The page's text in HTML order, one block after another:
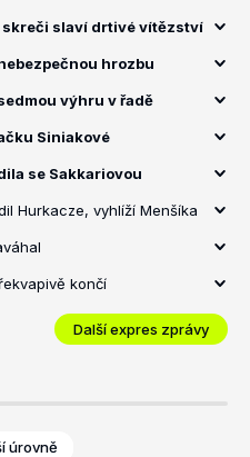
skreči slaví drtivé vítězství
hrozbu
výhru v řadě
Siniakové
se Sakkariovou
Hurkacze, vyhlíží Menšíka
končí
Další expres zprávy
úrovně